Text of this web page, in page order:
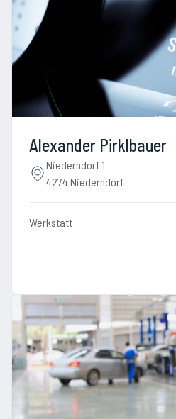
Alexander Pirklbauer
Niederndorf 1
4274 Niederndorf
Werkstatt